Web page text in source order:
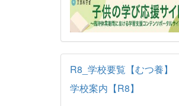
R8_学校要覧【むつ養】
学校案内【R8】